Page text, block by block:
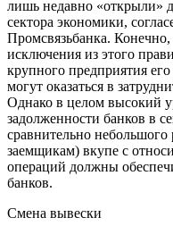
лишь недавно «открыли»
сектора экономики,
Промсвязьбанка.
исключения из этого
крупного предприятия
могут оказаться в
Однако в целом высокий
задолженности банков в
сравнительно
заемщикам) вкупе с
операций должны
банков.
Смена вывески